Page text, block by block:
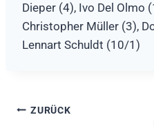
Dieper (4), Ivo Del Olmo
Christopher Müller (3),
Lennart Schuldt (10/1)
ZURÜCK